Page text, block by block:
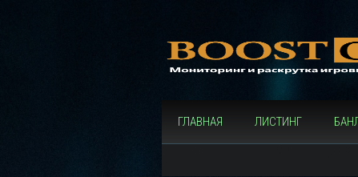
ГЛАВНАЯ ЛИСТИНГ